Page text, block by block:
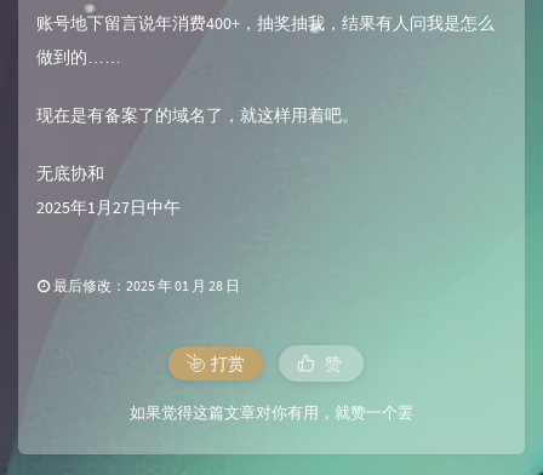
账号地下留言说年消费400+，抽奖抽我，结果有人问我是怎么
做到的……
现在是有备案了的域名了，就这样用着吧。
无底协和
2025年1月27日中午
最后修改：2025 年 01 月 28 日
打赏 赞
如果觉得这篇文章对你有用，就赞一个罢